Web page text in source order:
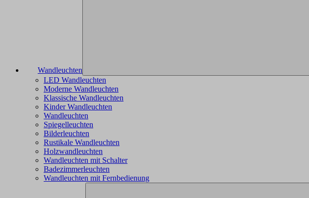
Wandleuchten
LED Wandleuchten
Moderne Wandleuchten
Klassische Wandleuchten
Kinder Wandleuchten
Wandleuchten
Spiegelleuchten
Bilderleuchten
Rustikale Wandleuchten
Holzwandleuchten
Wandleuchten mit Schalter
Badezimmerleuchten
Wandleuchten mit Fernbedienung